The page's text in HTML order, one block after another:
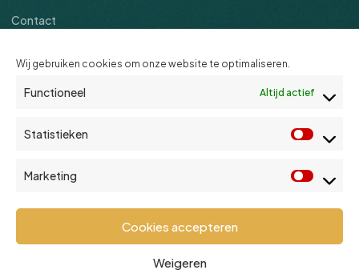
Wij gebruiken cookies om onze website te optimaliseren.
Functioneel Altijd actief
Statistieken
Marketing
Cookies accepteren
Weigeren
Contact
Support
Virtuele assistent
Help